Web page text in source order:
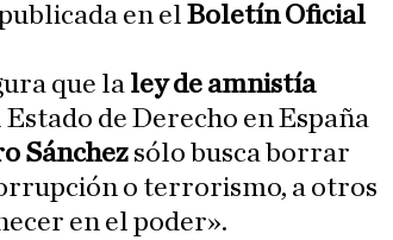
en el Boletín Oficial
que la ley de amnistía
de Derecho en España
Sánchez sólo busca borrar
o terrorismo, a otros
en el poder».